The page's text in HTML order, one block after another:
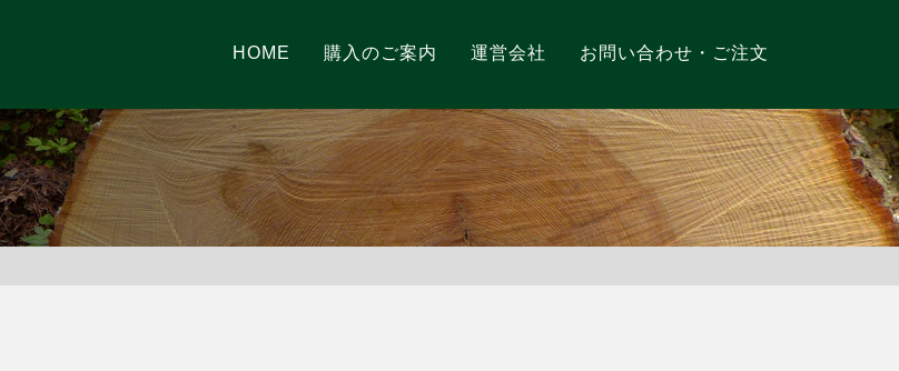
HOME 購入のご案内 運営会社 お問い合わせ・ご注文